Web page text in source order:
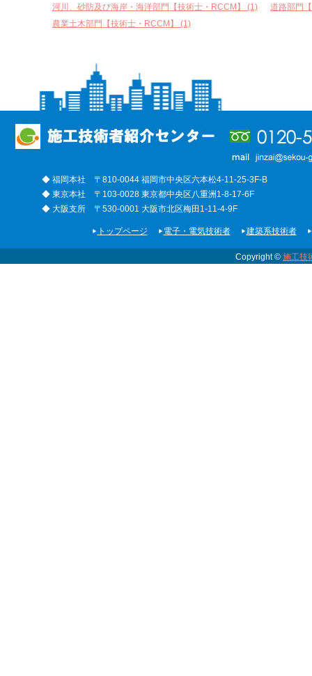
河川、砂防及び海岸・海洋部門【技術士・RCCM】 (1)
道路部門
農業土木部門【技術士・RCCM】 (1)
◆ 福岡本社 〒810-0044 福岡市中央区六本松4-11-25-3F-B
◆ 東京本社 〒103-0028 東京都中央区八重洲1-8-17-6F
◆ 大阪支所 〒530-0001 大阪市北区梅田1-11-4-9F
トップページ 電子・電気技術者 建築系技術者
Copyright © 施工技